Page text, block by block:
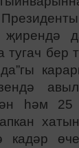
җирендә
тугач бер
һәм 25